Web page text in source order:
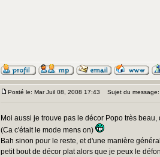
Posté le: Mar Juil 08, 2008 17:43 Sujet du message:
Moi aussi je trouve pas le décor Popo très
(Ca c'était le mode mens on)
Bah sinon pour le reste, et d'une manière
petit bout de décor plat alors que je peux le